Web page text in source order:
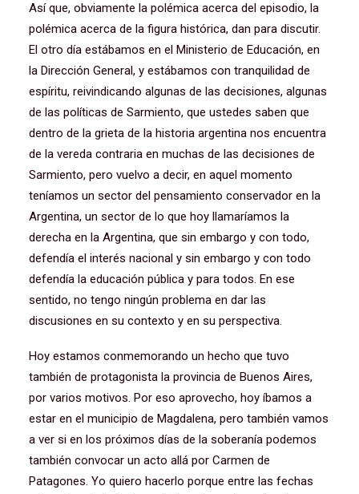
Así que, obviamente la polémica acerca del episodio, la
polémica acerca de la figura histórica, dan para discutir.
El otro día estábamos en el Ministerio de Educación, en
la Dirección General, y estábamos con tranquilidad de
espíritu, reivindicando algunas de las decisiones, algunas
de las políticas de Sarmiento, que ustedes saben que
dentro de la grieta de la historia argentina nos encuentra
de la vereda contraria en muchas de las decisiones de
Sarmiento, pero vuelvo a decir, en aquel momento
teníamos un sector del pensamiento conservador en la
Argentina, un sector de lo que hoy llamaríamos la
derecha en la Argentina, que sin embargo y con todo,
defendía el interés nacional y sin embargo y con todo
defendía la educación pública y para todos. En ese
sentido, no tengo ningún problema en dar las
discusiones en su contexto y en su perspectiva.
Hoy estamos conmemorando un hecho que tuvo
también de protagonista la provincia de Buenos Aires,
por varios motivos. Por eso aprovecho, hoy íbamos a
estar en el municipio de Magdalena, pero también vamos
a ver si en los próximos días de la soberanía podemos
también convocar un acto allá por Carmen de
Patagones. Yo quiero hacerlo porque entre las fechas